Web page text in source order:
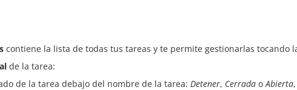
contiene la lista de todas tus tareas y te permite gestionarlas tocando
de la tarea:
de la tarea debajo del nombre de la tarea: Detener, Cerrada oAbierta,